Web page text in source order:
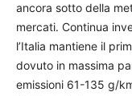
ancora sotto della
mercati. Continua
l’Italia mantiene il
dovuto in massima
emissioni 61-135 g/